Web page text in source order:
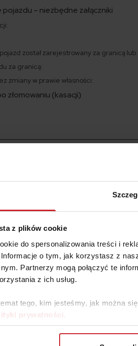
z plików cookie
do spersonalizowania treści i
o tym, jak korzystasz z
Partnerzy mogą połączyć te
z ich usług.
tego, kim jesteśmy, jak można
prywatności
– niezbędne załączniki
został zarejestrowany za granicą
za granicą:
zmiany w prawie własności:
złomowaniu (kasacji)
samochodu w Polsce
komunikacji i złożyć odpowiedni
rejestracji. Potrzebny jest też
wyrazy.
Wnioski o
się jeden z nich z
dodatkową opłatę w wysokości 17 zł
z najbliżej rodziny.
w artykule, w którym
wniosku masz 14 dni na złożenie
na mnie. Powstaje pytanie,
by zgłosić wyrejestrowanie pojazdu,
na inną osobę?